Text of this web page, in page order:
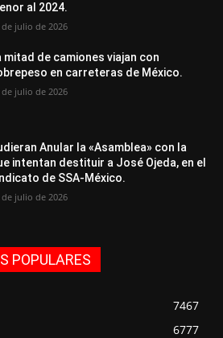
al 2024.
de julio de 2026
mitad de camiones viajan con
en carreteras de México.
de julio de 2026
Anular la «Asamblea» con la
intentan destituir a José Ojeda, en el
de SSA-México.
de julio de 2026
POPULARES
7467
6777